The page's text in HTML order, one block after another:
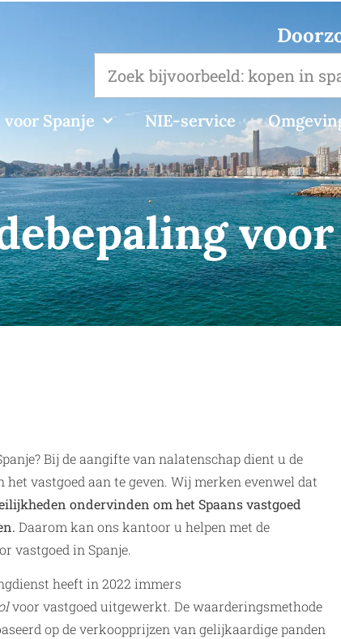
Spanje NIE-service
Bij de aangifte van nalatenschap dient u de
het vastgoed aan te geven. Wij merken evenwel dat
ondervinden om het Spaans vastgoed
Daarom kan ons kantoor u helpen met de
vastgoed in Spanje.
heeft in 2022 immers
voor vastgoed uitgewerkt. De waarderingsmethode
op de verkoopprijzen van gelijkaardige panden